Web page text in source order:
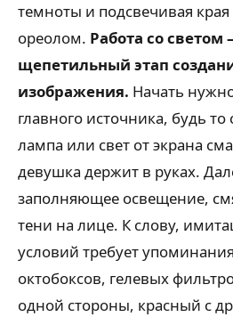
темноты и подсвечивая
ореолом. Работа со
щепетильный этап
изображения. Начать
главного источника, будь
лампа или свет от экрана
девушка держит в руках.
заполняющее освещение,
тени на лице. К слову,
условий требует
октобоксов, гелевых
одной стороны, красный с